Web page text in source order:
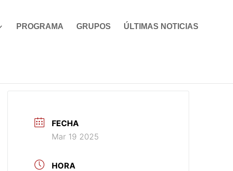
PROGRAMA GRUPOS ÚLTIMAS NOTICIAS
FECHA
Mar 19 2025
HORA